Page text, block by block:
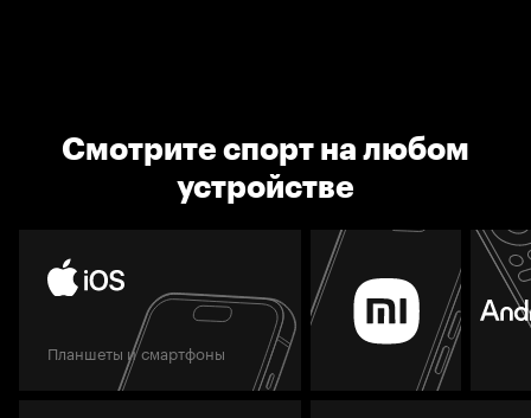
Смотрите спорт на любом
устройстве
Планшеты и смартфоны